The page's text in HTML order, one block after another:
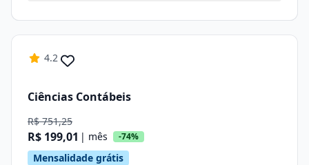
4.2
Ciências Contábeis
R$ 751,25
R$ 199,01 | mês -74%
Mensalidade grátis